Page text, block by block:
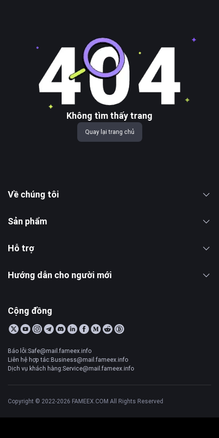
Không tìm thấy trang
Quay lại trang chủ
Về chúng tôi
Sản phẩm
Hỗ trợ
Hướng dẫn cho người mới
Cộng đồng
Báo lỗi:Safe@mail.fameex.info
Liên hệ hợp tác:Business@mail.fameex.info
Dịch vụ khách hàng:Service@mail.fameex.info
Copyright © 2022-2026 FAMEEX.COM All Rights Reserved